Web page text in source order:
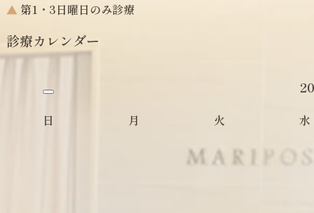
▲ 第1・3日曜日のみ診療
診療カレンダー
日 月 火 水